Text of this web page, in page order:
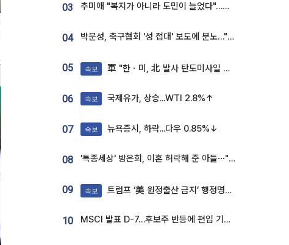
03 추미애 "복지가 아니라 도민이 늘었다"…재정난 책임론 정면돌파
04 박문성, 축구협회 '성 접대' 보도에 분노…"다 말아먹으려고 작정했나"
05 속보 軍 "한ㆍ미, 北 발사 탄도미사일 제원 정밀분석 중"
06 속보 국제유가, 상승...WTI 2.8%↑
07 속보 뉴욕증시, 하락...다우 0.85%↓
08 '특종세상' 방은희, 이혼 허락해 준 아들⋯"너무 잘 커줬다" 오열
09 속보 트럼프 ‘美 원정출산 금지’ 행정명령 서명
10 MSCI 발표 D-7…후보주 반등에 편입 기대 재점화